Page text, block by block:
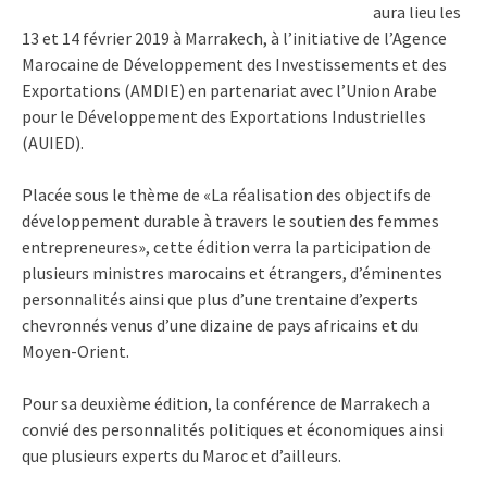
aura lieu les
13 et 14 février 2019 à Marrakech, à l’initiative de l’Agence
Marocaine de Développement des Investissements et des
Exportations (AMDIE) en partenariat avec l’Union Arabe
pour le Développement des Exportations Industrielles
(AUIED).
Placée sous le thème de «La réalisation des objectifs de
développement durable à travers le soutien des femmes
entrepreneures», cette édition verra la participation de
plusieurs ministres marocains et étrangers, d’éminentes
personnalités ainsi que plus d’une trentaine d’experts
chevronnés venus d’une dizaine de pays africains et du
Moyen-Orient.
Pour sa deuxième édition, la conférence de Marrakech a
convié des personnalités politiques et économiques ainsi
que plusieurs experts du Maroc et d’ailleurs.